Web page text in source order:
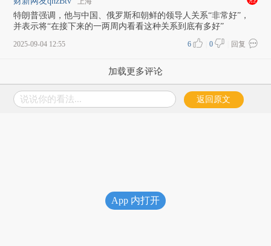
特朗普强调，他与中国、俄罗斯和朝鲜的领导人关系“非常好”，
并表示将“在接下来的一两周内看看这种关系到底有多好”
2025-09-04 12:55 回复
0
6
加载更多评论
说说你的看法... 返回原文
App 内打开